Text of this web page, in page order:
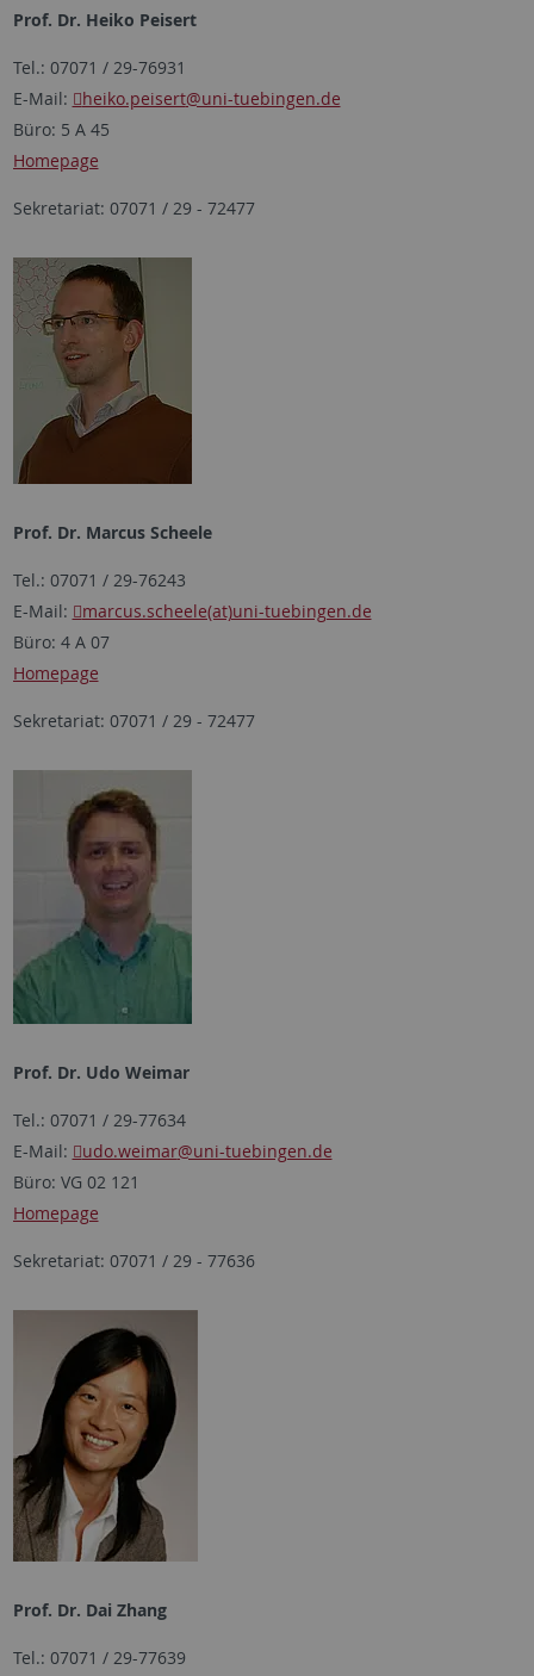
Prof. Dr. Heiko Peisert
Tel.: 07071 / 29-76931
E-Mail:
heiko.peisert@uni-tuebingen.de
Büro: 5 A 45
Homepage
Sekretariat: 07071 / 29 - 72477
Prof. Dr. Marcus Scheele
Tel.: 07071 / 29-76243
E-Mail:
marcus.scheele(at)uni-tuebingen.de
Büro: 4 A 07
Homepage
Sekretariat: 07071 / 29 - 72477
Prof. Dr. Udo Weimar
Tel.: 07071 / 29-77634
E-Mail:
udo.weimar@uni-tuebingen.de
Büro: VG 02 121
Homepage
Sekretariat: 07071 / 29 - 77636
Prof. Dr. Dai Zhang
Tel.: 07071 / 29-77639